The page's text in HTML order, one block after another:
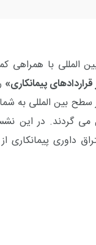
المللی با همراهی
پیمانکاری»
بین المللی به
گردند. در این
داوری پیمانکاری